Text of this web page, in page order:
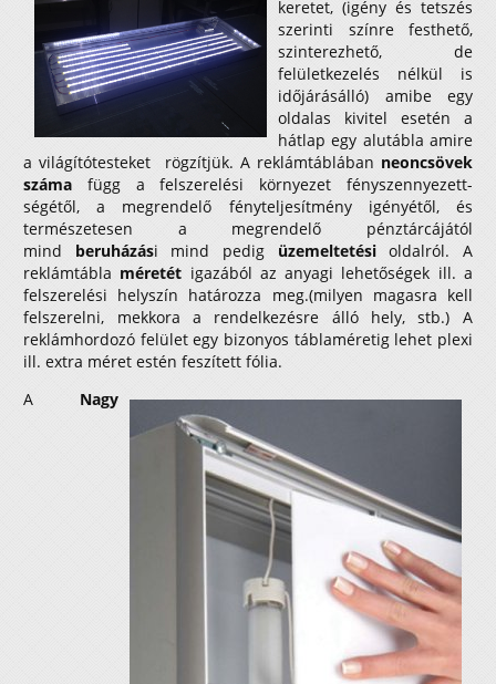
keretet, (igény és tetszés
szerinti színre festhető,
szinterezhető, de
felületkezelés nélkül is
időjárásálló) amibe egy
oldalas kivitel esetén a
hátlap egy alutábla amire
a világítótesteket rögzítjük. A reklámtáblában neoncsövek
száma függ a felszerelési környezet fényszennyezett-
ségétől, a megrendelő fényteljesítmény igényétől, és
természetesen a megrendelő pénztárcájától
mind beruházási mind pedig üzemeltetésioldalról. A
reklámtábla méretét igazából az anyagi lehetőségek ill. a
felszerelési helyszín határozza meg.(milyen magasra kell
felszerelni, mekkora a rendelkezésre álló hely, stb.) A
reklámhordozó felület egy bizonyos táblaméretig lehet plexi
ill. extra méret estén feszített fólia.
A Nagy